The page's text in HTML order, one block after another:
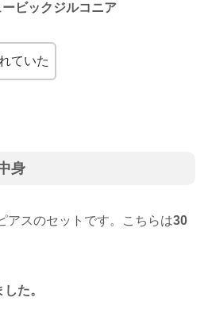
ビックジルコニア
ていた
身
アスのセットです。こちらは30
た。